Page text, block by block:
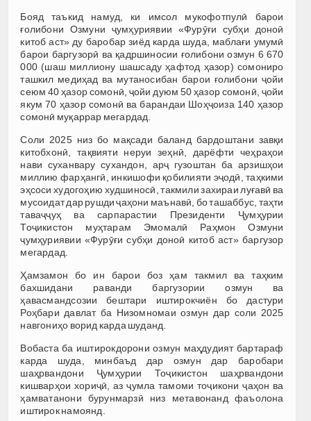
Бояд таъкид намуд, ки имсол мукофотпулӣ барои
ғолибони Озмуни ҷумҳуриявии «Фурӯғи субҳи доноӣ
китоб аст» ду баробар зиёд карда шуда, маблағи умумӣ
барои баргузорӣ ва қадршиносии ғолибони озмун 6 670
000 (шаш миллиону шашсаду ҳафтод ҳазор) сомониро
ташкил медиҳад ва мутаносибан барои ғолибони ҷойи
сеюм 40 ҳазор сомонӣ, ҷойи дуюм 50 ҳазор сомонӣ, ҷойи
якум 70 ҳазор сомонӣ ва барандаи Шоҳҷоиза 140 ҳазор
сомонӣ муқаррар мегардад.
Соли 2025 низ бо мақсади баланд бардоштани завқи
китобхонӣ, тақвияти неруи зеҳнӣ, дарёфти чеҳраҳои
нави суханвару сухандон, арҷ гузоштан ба арзишҳои
миллию фарҳангӣ, инкишофи қобилияти эҷодӣ, таҳкими
эҳсоси худогоҳию худшиносӣ, такмили захираи луғавӣ ва
мусоидат дар рушди ҷаҳони маънавӣ, бо ташаббус, таҳти
таваҷҷуҳ ва cарпарастии Президенти Ҷумҳурии
Тоҷикистон муҳтарам Эмомалӣ Раҳмон Озмуни
ҷумҳуриявии «Фурӯғи субҳи доноӣ китоб аст» баргузор
мегардад.
Ҳамзамон бо ин барои боз ҳам такмил ва таҳким
бахшидани раванди баргузории озмун ва
ҳавасмандсозии бештари иштирокчиён бо дастури
Роҳбари давлат ба Низомномаи озмун дар соли 2025
навгониҳо ворид карда шуданд.
Вобаста ба иштирокдорони озмун маҳдудият бартараф
карда шуда, минбаъд дар озмун дар баробари
шаҳрвандони Ҷумҳурии Тоҷикистон шаҳрвандони
кишварҳои хориҷӣ, аз ҷумла тамоми тоҷикони ҷаҳон ва
ҳамватанони бурунмарзӣ низ метавонанд фаъолона
иштирок намоянд.